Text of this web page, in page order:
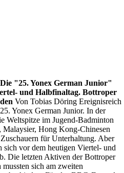
"25. Yonex German Junior"
und Halbfinaltag. Bottroper
Von Tobias Döring Ereignisreich
Yonex German Junior. In der
Weltspitze im Jugend-Badminton
Hong Kong-Chinesen
für Unterhaltung. Aber
sich vor dem heutigen Viertel- und
Die letzten Aktiven der Bottroper
sich am zweiten